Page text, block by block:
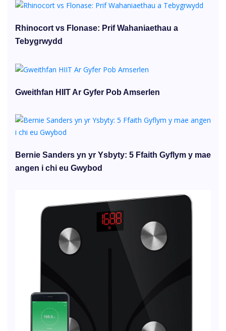
Rhinocort vs Flonase: Prif Wahaniaethau a
Tebygrwydd
Gweithfan HIIT Ar Gyfer Pob Amserlen
Bernie Sanders yn yr Ysbyty: 5 Ffaith Gyflym y mae
angen i chi eu Gwybod